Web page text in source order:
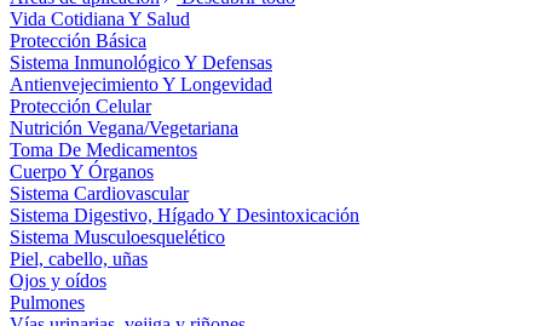
Vida Cotidiana Y Salud
Protección Básica
Sistema Inmunológico Y Defensas
Antienvejecimiento Y Longevidad
Protección Celular
Nutrición Vegana/Vegetariana
Toma De Medicamentos
Cuerpo Y Órganos
Sistema Cardiovascular
Sistema Digestivo, Hígado Y Desintoxicación
Sistema Musculoesquelético
Piel, cabello, uñas
Ojos y oídos
Pulmones